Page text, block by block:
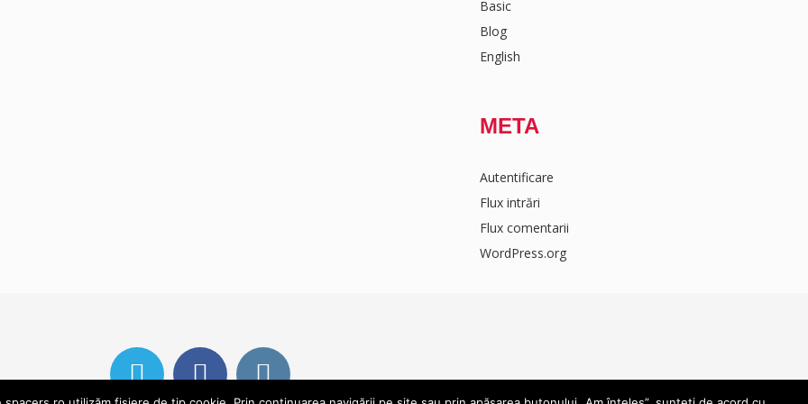
Basic
Blog
English
META
Autentificare
Flux intrări
Flux comentarii
WordPress.org